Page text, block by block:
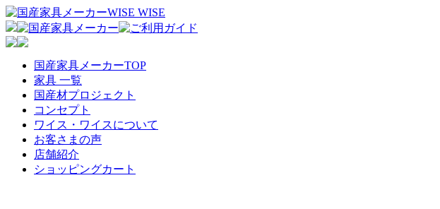
国産家具メーカーTOP
家具 一覧
国産材プロジェクト
コンセプト
ワイス・ワイスについて
お客さまの声
店舗紹介
ショッピングカート